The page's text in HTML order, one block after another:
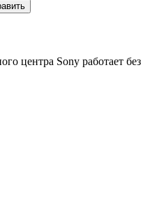
центра Sony работает без